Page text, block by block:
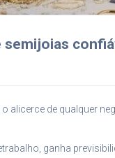
alicerce de qualquer
ganha